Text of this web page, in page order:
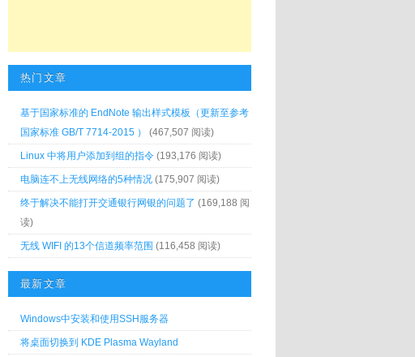
热门文章
基于国家标准的 EndNote 输出样式模板（更新至参考
国家标准 GB/T 7714-2015 ）
(467,507 阅读)
Linux 中将用户添加到组的指令 (193,176 阅读)
电脑连不上无线网络的5种情况 (175,907 阅读)
终于解决不能打开交通银行网银的问题了 (169,188 阅
读)
无线 WIFI 的13个信道频率范围 (116,458 阅读)
最新文章
Windows中安装和使用SSH服务器
将桌面切换到 KDE Plasma Wayland